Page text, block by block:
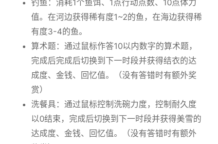
钓鱼：消耗1个鱼饵、1点行动点数、10点体力
值。在河边获得稀有度1~2的鱼，在海边获得稀
有度3-4的鱼。
算术题：通过鼠标作答10以内数字的算术题，
完成后完成后切换到下一时段并获得结衣的达
成度、金钱、回忆值。（没有答错时有额外奖
赏）
洗餐具：通过鼠标控制洗碗力度，控制耐久度
以0结束，完成后切换到下一时段并获得美雪的
达成度、金钱、回忆值。（没有答错时有额外